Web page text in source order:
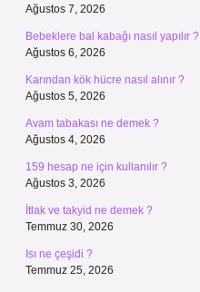
Ağustos 7, 2026
Bebeklere bal kabağı nasıl yapılır ?
Ağustos 6, 2026
Karından kök hücre nasıl alınır ?
Ağustos 5, 2026
Avam tabakası ne demek ?
Ağustos 4, 2026
159 hesap ne için kullanılır ?
Ağustos 3, 2026
İtlak ve takyid ne demek ?
Temmuz 30, 2026
Isı ne çeşidi ?
Temmuz 25, 2026